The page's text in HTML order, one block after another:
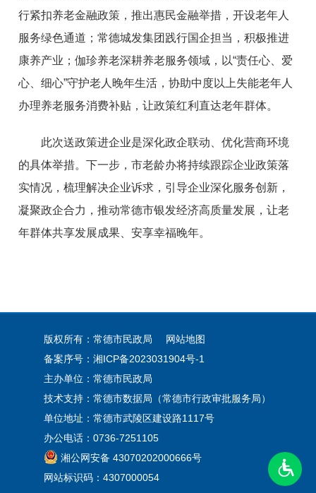
行紧扣养老金融政策，推出惠民金融举措，开设老年人
服务绿色通道；常德城发集团践行国企担当，积极推进
康养产业；伽珍养老深耕养老服务领域，以“责任心、爱
心、细心”守护老人晚年生活，协助中度以上失能老年人
办理养老服务消费补贴，让政策红利直达老年群体。
此次送政策进企业是深化政企联动、优化营商环境
的具体举措。下一步，市老龄办将持续跟踪企业政策落
实情况，梳理解决企业诉求，引导企业深化服务创新，
凝聚政企合力，推动常德市银发经济高质量发展，让老
年群体共享发展成果、安享幸福晚年。
版权所有：常德市民政局
网站地图
备案序号： 湘ICP备2023031904号-1
主办单位：常德市民政局
技术支持：常德市数据局（常德市行政审批服务局）
单位地址：常德市武陵区建设路1117号
办公电话：0736-7251105
湘公网安备 43070202000666号
网站标识码：4307000054